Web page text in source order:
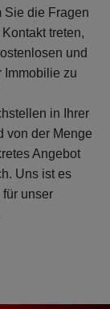
Sie die Fragen
treten,
und
Immobilie zu
in Ihrer
von der Menge
Angebot
Uns ist es
unser